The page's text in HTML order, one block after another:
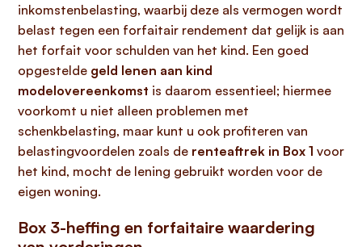
inkomstenbelasting, waarbij deze als vermogen wordt
belast tegen een forfaitair rendement dat gelijk is aan
het forfait voor schulden van het kind. Een goed
opgestelde geld lenen aan kind
modelovereenkomst is daarom essentieel; hiermee
voorkomt u niet alleen problemen met
schenkbelasting, maar kunt u ook profiteren van
belastingvoordelen zoals de renteaftrek in Box 1 voor
het kind, mocht de lening gebruikt worden voor de
eigen woning.
Box 3-heffing en forfaitaire waardering